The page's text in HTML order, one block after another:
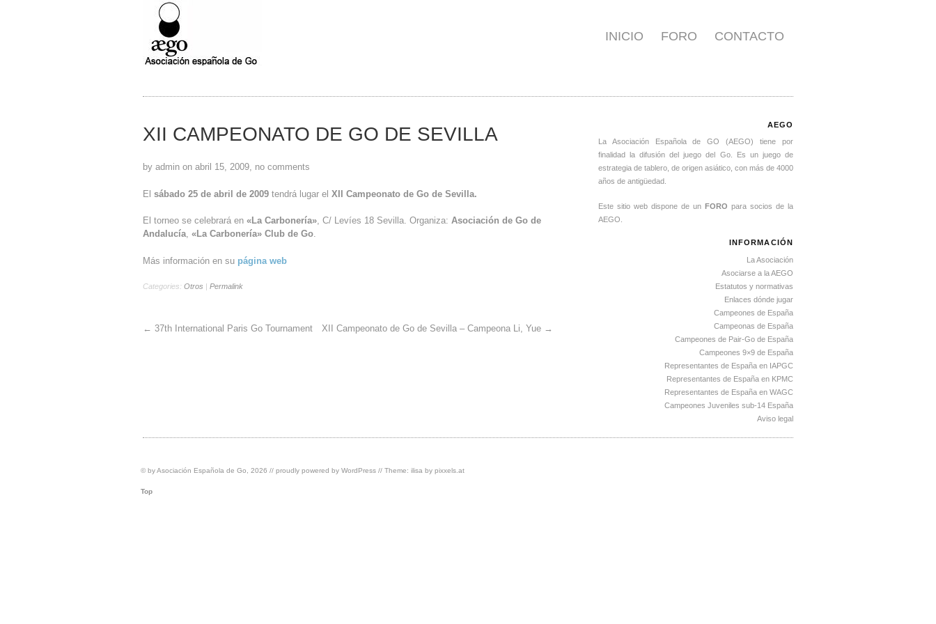
INICIO FORO CONTACTO
XII CAMPEONATO DE GO DE SEVILLA
by admin on abril 15, 2009, no comments
El sábado 25 de abril de 2009 tendrá lugar el XII Campeonato de Go de Sevilla.
El torneo se celebrará en «La Carbonería», C/ Levíes 18 Sevilla. Organiza: Asociación de Go de
Andalucía, «La Carbonería» Club de Go.
Más información en su página web
Categories: Otros Permalink
← 37th International Paris Go Tournament XII Campeonato de Go de Sevilla – Campeona Li, Yue →
AEGO
La Asociación Española de GO (AEGO) tiene por
finalidad la difusión del juego del Go. Es un juego de
estrategia de tablero, de origen asiático, con más de 4000
años de antigüedad.
Este sitio web dispone de un FORO para socios de la
AEGO.
INFORMACIÓN
La Asociación
Asociarse a la AEGO
Estatutos y normativas
Enlaces dónde jugar
Campeones de España
Campeonas de España
Campeones de Pair-Go de España
Campeones 9×9 de España
Representantes de España en IAPGC
Representantes de España en KPMC
Representantes de España en WAGC
Campeones Juveniles sub-14 España
Aviso legal
© byAsociación Española de Go , 2026 // proudly powered byWordPress // Theme: ilisa bypixxels.at
Top